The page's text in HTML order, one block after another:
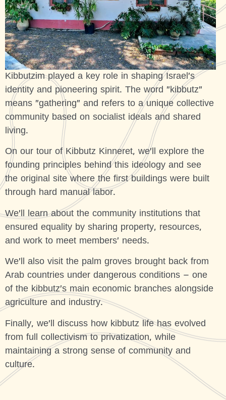
Kibbutzim played a key role in shaping Israel’s
identity and pioneering spirit. The word "kibbutz"
means "gathering" and refers to a unique collective
community based on socialist ideals and shared
living.
On our tour of Kibbutz Kinneret, we’ll explore the
founding principles behind this ideology and see
the original site where the first buildings were built
through hard manual labor.
We’ll learn about the community institutions that
ensured equality by sharing property, resources,
and work to meet members’ needs.
We’ll also visit the palm groves brought back from
Arab countries under dangerous conditions – one
of the kibbutz’s main economic branches alongside
agriculture and industry.
Finally, we’ll discuss how kibbutz life has evolved
from full collectivism to privatization, while
maintaining a strong sense of community and
culture.